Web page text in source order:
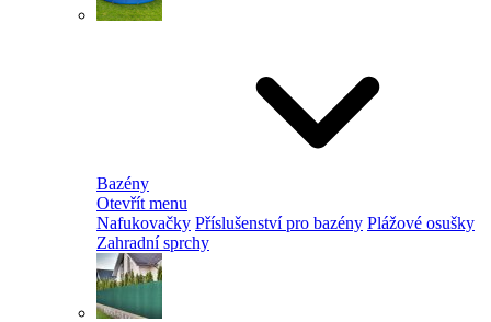
Bazény
Otevřít menu
Nafukovačky Příslušenství pro bazény Plážové osušky
Zahradní sprchy